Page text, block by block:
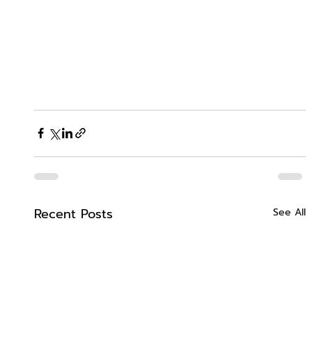
Recent Posts See All